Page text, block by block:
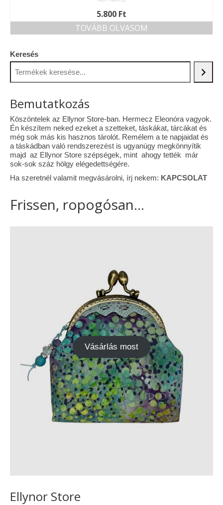
5.800 Ft
TOVÁBB OLVASOM
Keresés
Bemutatkozás
Köszöntelek az Ellynor Store-ban. Hermecz Eleonóra vagyok.
Én készítem neked ezeket a szetteket, táskákat, tárcákat és
még sok más kis hasznos tárolót. Remélem a te napjaidat és
a táskádban való rendszerezést is ugyanúgy megkönnyítik
majd az Ellynor Store szépségek, mint ahogy tették már
sok-sok száz hölgy elégedettségére.
Ha szeretnél valamit megvásárolni, írj nekem: KAPCSOLAT
Frissen, ropogósan...
Vásárlás most
Ellynor Store